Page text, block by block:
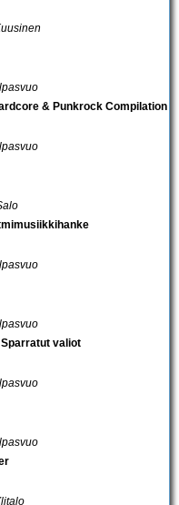
& Punkrock Compilation
valiot